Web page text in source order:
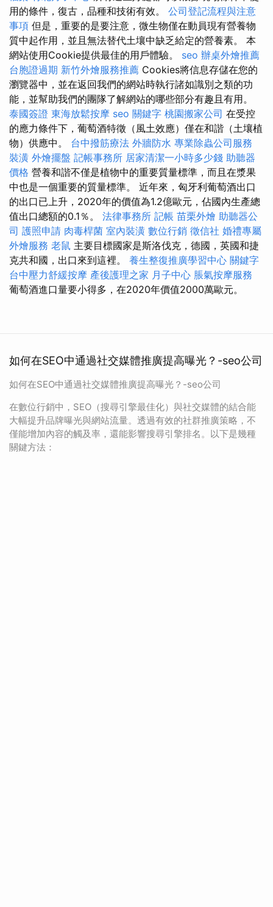
用的條件，復古，品種和技術有效。 公司登記流程與注意
事項 但是，重要的是要注意，微生物僅在動員現有營養物
質中起作用，並且無法替代土壤中缺乏給定的營養素。 本
網站使用Cookie提供最佳的用戶體驗。 seo 辦桌外燴推薦
台胞證過期 新竹外燴服務推薦 Cookies將信息存儲在您的
瀏覽器中，並在返回我們的網站時執行諸如識別之類的功
能，並幫助我們的團隊了解網站的哪些部分有趣且有用。
泰國簽證 東海放鬆按摩 seo 關鍵字 桃園搬家公司 在受控
的應力條件下，葡萄酒特徵（風土效應）僅在和諧（土壤植
物）供應中。 台中撥筋療法 外牆防水 專業除蟲公司服務
裝潢 外燴擺盤 記帳事務所 居家清潔一小時多少錢 助聽器
價格 營養和諧不僅是植物中的重要質量標準，而且在漿果
中也是一個重要的質量標準。 近年來，匈牙利葡萄酒出口
的出口已上升，2020年的價值為1.2億歐元，佔國內生產總
值出口總額的0.1％。 法律事務所 記帳 苗栗外燴 助聽器公
司 護照申請 肉毒桿菌 室內裝潢 數位行銷 徵信社 婚禮專屬
外燴服務 老鼠 主要目標國家是斯洛伐克，德國，英國和捷
克共和國，出口來到這裡。 養生整復推廣學習中心 關鍵字
台中壓力舒緩按摩 產後護理之家 月子中心 脹氣按摩服務
葡萄酒進口量要小得多，在2020年價值2000萬歐元。
如何在SEO中通過社交媒體推廣提高曝光？-seo公司
如何在SEO中通過社交媒體推廣提高曝光？-seo公司
在數位行銷中，SEO（搜尋引擎最佳化）與社交媒體的結合能
大幅提升品牌曝光與網站流量。透過有效的社群推廣策略，不
僅能增加內容的觸及率，還能影響搜尋引擎排名。以下是幾種
關鍵方法：